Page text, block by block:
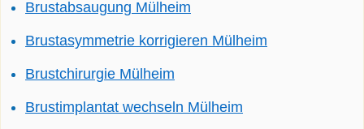
Brustabsaugung Mülheim
Brustasymmetrie korrigieren Mülheim
Brustchirurgie Mülheim
Brustimplantat wechseln Mülheim